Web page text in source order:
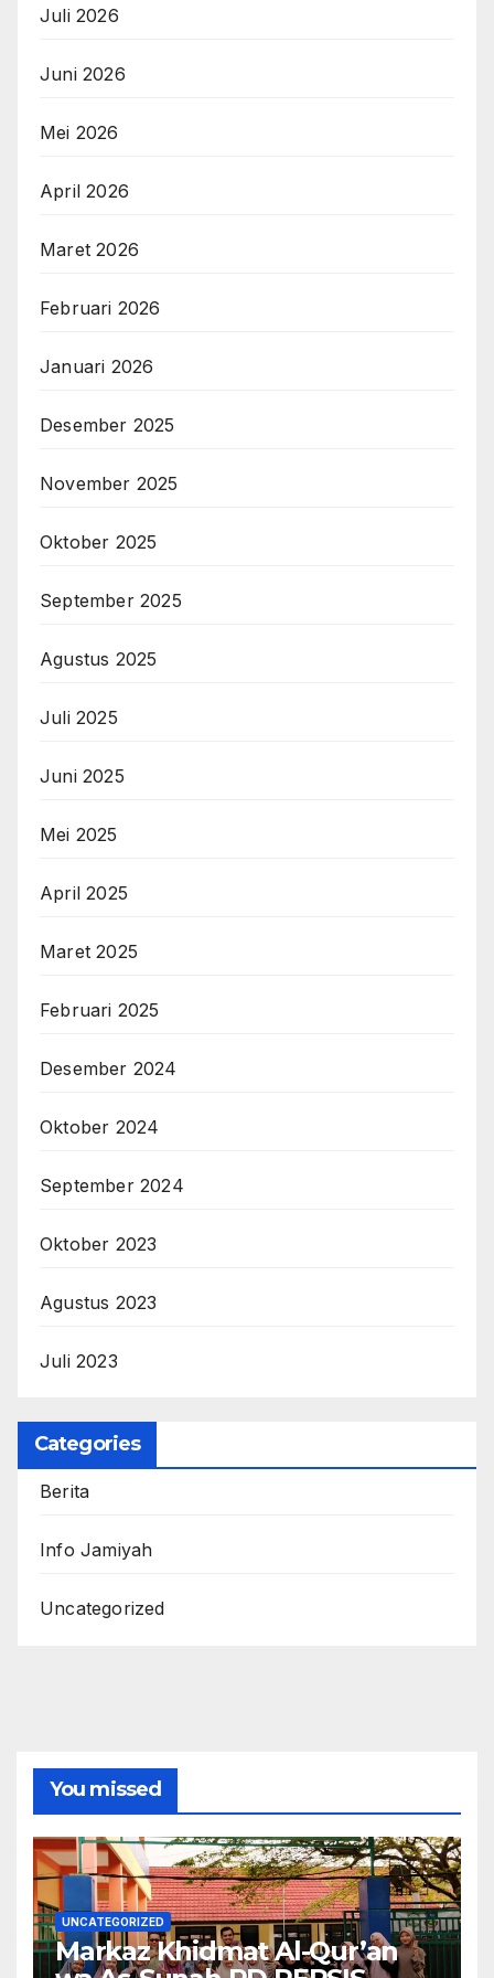
Juli 2026
Juni 2026
Mei 2026
April 2026
Maret 2026
Februari 2026
Januari 2026
Desember 2025
November 2025
Oktober 2025
September 2025
Agustus 2025
Juli 2025
Juni 2025
Mei 2025
April 2025
Maret 2025
Februari 2025
Desember 2024
Oktober 2024
September 2024
Oktober 2023
Agustus 2023
Juli 2023
Categories
Berita
Info Jamiyah
Uncategorized
You missed
UNCATEGORIZED
Markaz Khidmat Al-Qur’an